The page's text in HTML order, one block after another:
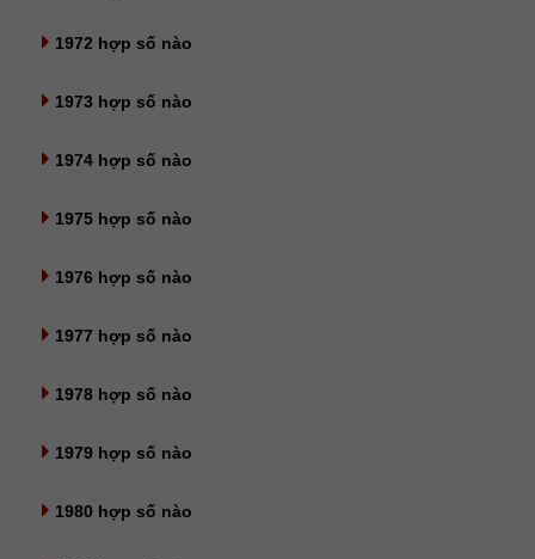
1972 hợp số nào
1973 hợp số nào
1974 hợp số nào
1975 hợp số nào
1976 hợp số nào
1977 hợp số nào
1978 hợp số nào
1979 hợp số nào
1980 hợp số nào